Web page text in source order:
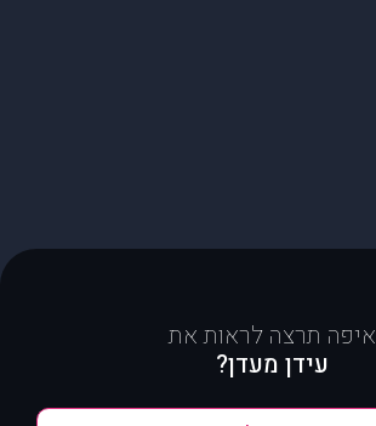
איפה תרצה לראות את
עידן מעדן?